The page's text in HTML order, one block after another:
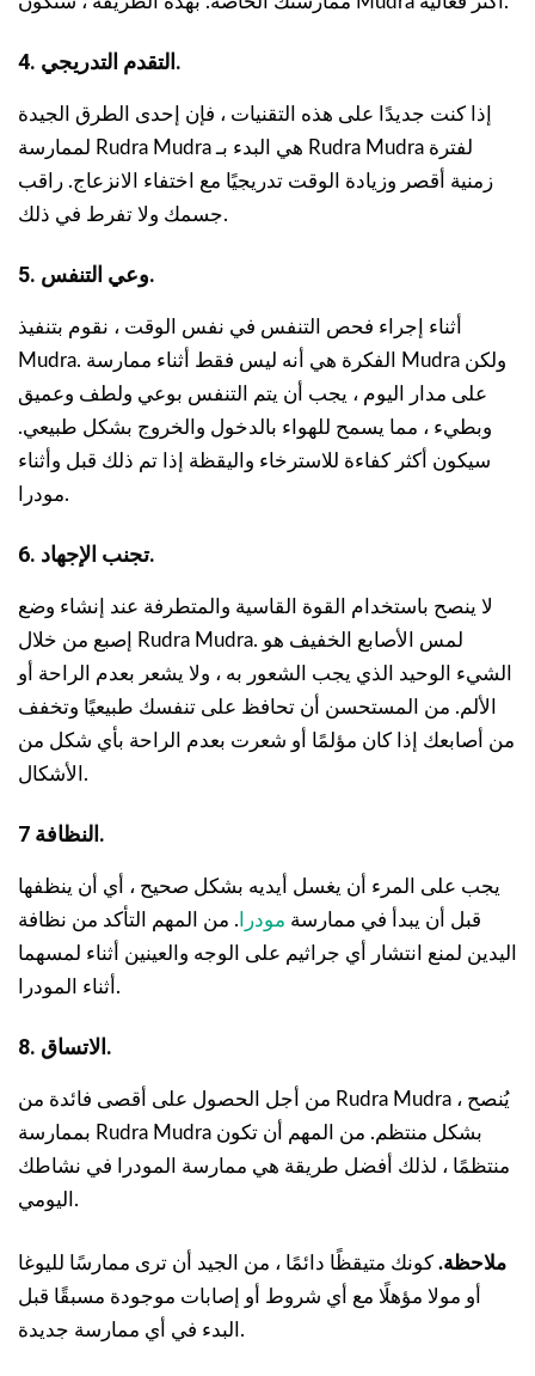
4. التقدم التدريجي.
إذا كنت جديدًا على هذه التقنيات ، فإن إحدى الطرق الجيدة
لممارسة Rudra Mudra هي البدء بـ Rudra Mudra لفترة
زمنية أقصر وزيادة الوقت تدريجيًا مع اختفاء الانزعاج. راقب
جسمك ولا تفرط في ذلك.
5. وعي التنفس.
أثناء إجراء فحص التنفس في نفس الوقت ، نقوم بتنفيذ
Mudra. الفكرة هي أنه ليس فقط أثناء ممارسة Mudra ولكن
على مدار اليوم ، يجب أن يتم التنفس بوعي ولطف وعميق
وبطيء ، مما يسمح للهواء بالدخول والخروج بشكل طبيعي.
سيكون أكثر كفاءة للاسترخاء واليقظة إذا تم ذلك قبل وأثناء
مودرا.
6. تجنب الإجهاد.
لا ينصح باستخدام القوة القاسية والمتطرفة عند إنشاء وضع
إصبع من خلال Rudra Mudra. لمس الأصابع الخفيف هو
الشيء الوحيد الذي يجب الشعور به ، ولا يشعر بعدم الراحة أو
الألم. من المستحسن أن تحافظ على تنفسك طبيعيًا وتخفف
من أصابعك إذا كان مؤلمًا أو شعرت بعدم الراحة بأي شكل من
الأشكال.
7 النظافة.
يجب على المرء أن يغسل أيديه بشكل صحيح ، أي أن ينظفها
قبل أن يبدأ في ممارسة مودرا . من المهم التأكد من نظافة
اليدين لمنع انتشار أي جراثيم على الوجه والعينين أثناء لمسهما
أثناء المودرا.
8. الاتساق.
من أجل الحصول على أقصى فائدة من Rudra Mudra ، يُنصح
بممارسة Rudra Mudra بشكل منتظم. من المهم أن تكون
منتظمًا ، لذلك أفضل طريقة هي ممارسة المودرا في نشاطك
اليومي.
ملاحظة. كونك متيقظًا دائمًا ، من الجيد أن ترى ممارسًا لليوغا
أو مولا مؤهلًا مع أي شروط أو إصابات موجودة مسبقًا قبل
البدء في أي ممارسة جديدة.